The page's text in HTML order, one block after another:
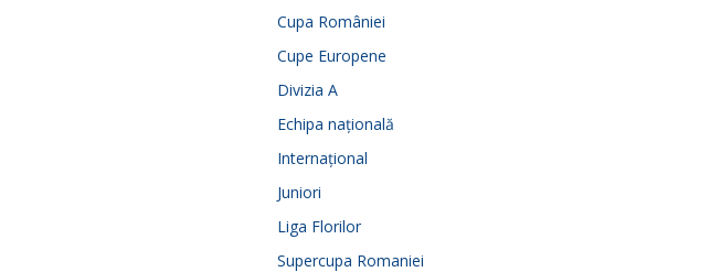
Cupa României
Cupe Europene
Divizia A
Echipa națională
Internațional
Juniori
Liga Florilor
Supercupa Romaniei